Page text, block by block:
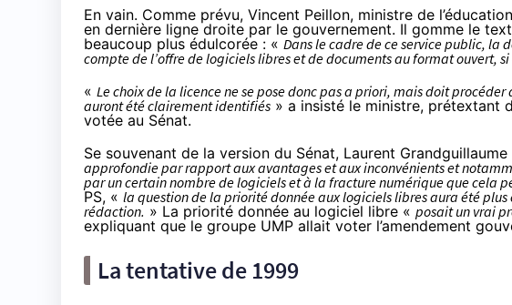
En vain. Comme prévu, Vincent Peillon, ministre de
en dernière ligne droite par le gouvernement. Il gomme le
beaucoup plus édulcorée : « Dans le cadre de ce service public, la
compte de l’offre de logiciels libres et de documents au format ouvert,
« Le choix de la licence ne se pose donc pas a priori, mais doit procéder
auront été clairement identifiés » a insisté le ministre, prétextant
votée au Sénat.
Se souvenant de la version du Sénat, Laurent
approfondie par rapport aux avantages et aux inconvénients et
par un certain nombre de logiciels et à la fracture numérique que cela
PS, « la question de la priorité donnée aux logiciels libres aura été
rédaction. » La priorité donnée au logiciel libre « posait un vrai
expliquant que le groupe UMP allait voter l’amendement
La tentative de 1999